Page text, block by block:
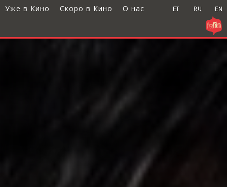
Уже в Кино Скоро в Кино О нас